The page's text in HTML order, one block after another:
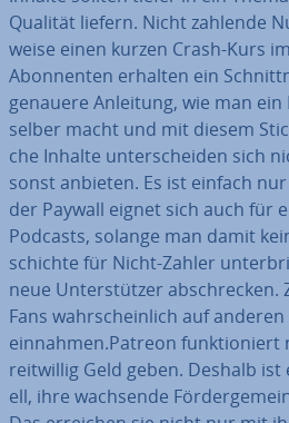
Qualität liefern. Nicht zahlende
wei­se einen kurzen Crash-Kurs
Abon­nen­ten erhalten ein
genauere Anleitung, wie man
selber macht und mit diesem
che Inhalte un­ter­schei­den sich
sonst anbieten. Es ist einfach
der Paywall eignet sich auch für
Podcasts, solange man damit
schich­te für Nicht-Zahler
neue Un­ter­stüt­zer ab­schre­cken.
Fans wahr­schein­lich auf
ein­nah­men.Patreon funk­tio­niert
reit­wil­lig Geld geben. Deshalb
ell, ihre wachsende